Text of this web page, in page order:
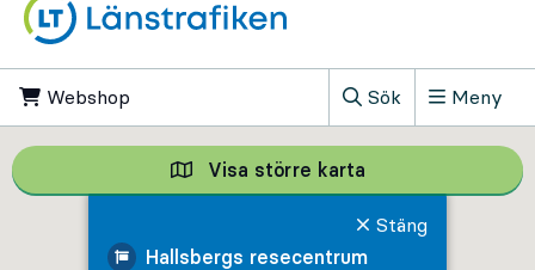
Webshop
Sök
, Visa sökfältet
Meny
Hallsbergs resecentrum
Stäng
Visa större karta Visa större